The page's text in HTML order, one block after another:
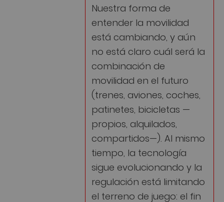
Nuestra forma de
entender la movilidad
está cambiando, y aún
no está claro cuál será la
combinación de
movilidad en el futuro
(trenes, aviones, coches,
patinetes, bicicletas —
propios, alquilados,
compartidos—). Al mismo
tiempo, la tecnología
sigue evolucionando y la
regulación está limitando
el terreno de juego: el fin